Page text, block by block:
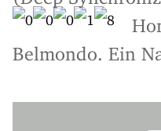
Belmondo. Ein